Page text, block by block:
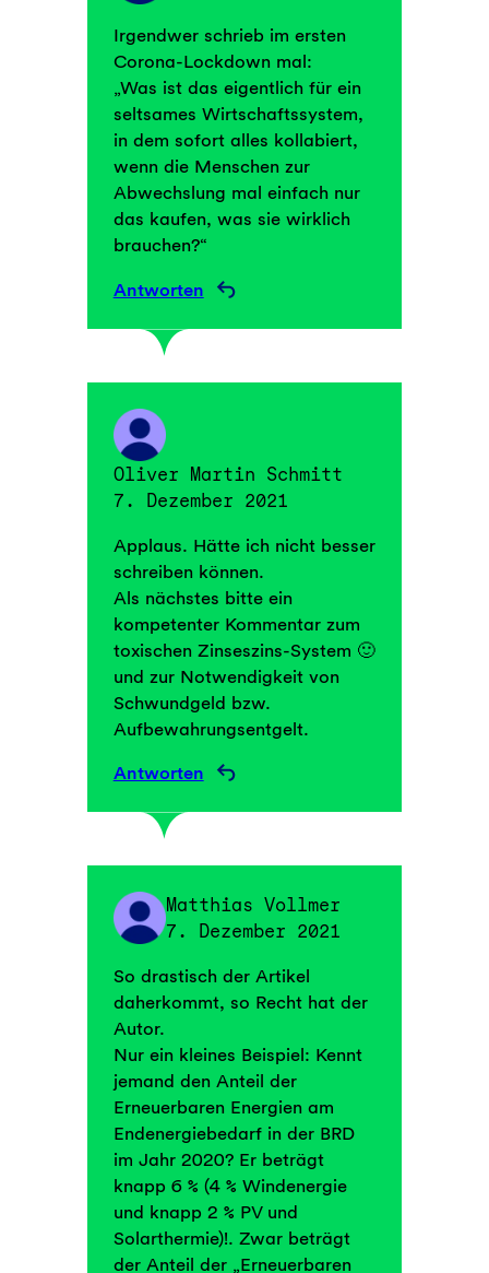
Irgendwer schrieb im ersten
Corona-Lockdown mal:
„Was ist das eigentlich für ein
seltsames Wirtschaftssystem,
in dem sofort alles kollabiert,
wenn die Menschen zur
Abwechslung mal einfach nur
das kaufen, was sie wirklich
brauchen?“
Antworten
Oliver Martin Schmitt
7. Dezember 2021
Applaus. Hätte ich nicht besser
schreiben können.
Als nächstes bitte ein
kompetenter Kommentar zum
toxischen Zinseszins-System 🙂
und zur Notwendigkeit von
Schwundgeld bzw.
Aufbewahrungsentgelt.
Antworten
Matthias Vollmer
7. Dezember 2021
So drastisch der Artikel
daherkommt, so Recht hat der
Autor.
Nur ein kleines Beispiel: Kennt
jemand den Anteil der
Erneuerbaren Energien am
Endenergiebedarf in der BRD
im Jahr 2020? Er beträgt
knapp 6 % (4 % Windenergie
und knapp 2 % PV und
Solarthermie)!. Zwar beträgt
der Anteil der „Erneuerbaren